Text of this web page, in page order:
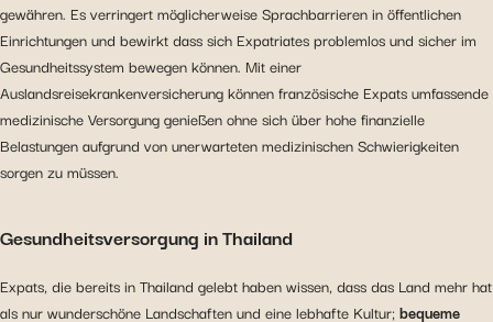
gewähren. Es verringert möglicherweise Sprachbarrieren in öffentlichen
Einrichtungen und bewirkt dass sich Expatriates problemlos und sicher im
Gesundheitssystem bewegen können. Mit einer
Auslandsreisekrankenversicherung können französische Expats umfassende
medizinische Versorgung genießen ohne sich über hohe finanzielle
Belastungen aufgrund von unerwarteten medizinischen Schwierigkeiten
sorgen zu müssen.
Gesundheitsversorgung in Thailand
Expats, die bereits in Thailand gelebt haben wissen, dass das Land mehr hat
als nur wunderschöne Landschaften und eine lebhafte Kultur;bequeme